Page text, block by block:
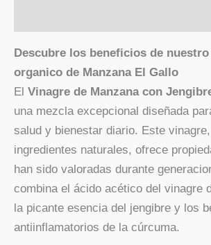
Descubre los beneficios de
organico de Manzana El Gallo
El Vinagre de Manzana con
una mezcla excepcional diseñada
salud y bienestar diario. Este
ingredientes naturales, ofrece
han sido valoradas durante
combina el ácido acético del vinagre
la picante esencia del jengibre y los
antiinflamatorios de la cúrcuma.